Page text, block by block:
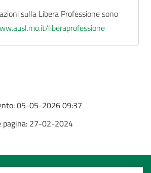
sulla Libera Professione sono
liberaprofessione
05-05-2026 09:37
pagina: 27-02-2024